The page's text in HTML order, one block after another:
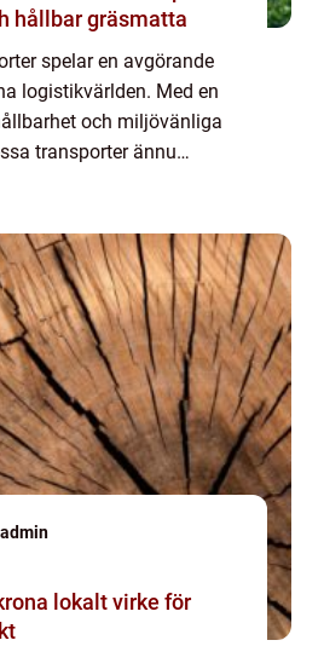
hållbar gräsmatta
spelar en avgörande
logistikvärlden. Med en
och miljövänliga
transporter ännu
admin
för